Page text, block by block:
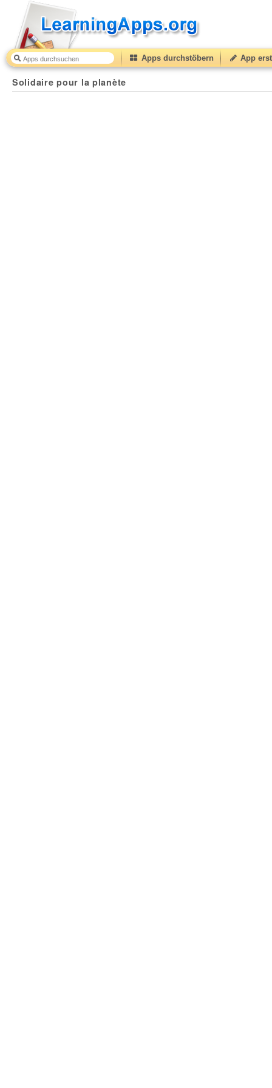
Apps durchstöbern App
Solidaire pour la planète